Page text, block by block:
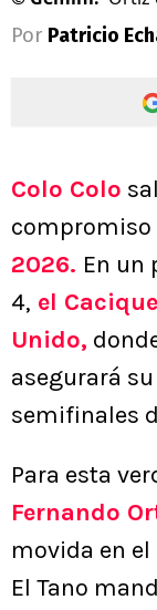
Por Patricio
Colo Colo
compromiso
2026. En un
4, el
Unido,
asegurará
semifinales
Para esta
Fernando
movida en el
El Tano